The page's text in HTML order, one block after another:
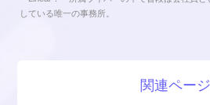
している唯一の事務所。
関連ページ